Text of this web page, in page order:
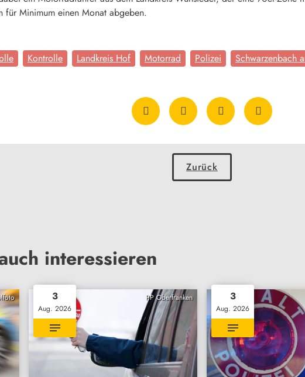
für Minimum einen Monat abgeben.
Kontrolle Landkreis Hof Motorrad Polizei Schwarzenbach
Zurück
interessieren
PP Oberfranken
3
Aug. 2026
3
Aug. 2026